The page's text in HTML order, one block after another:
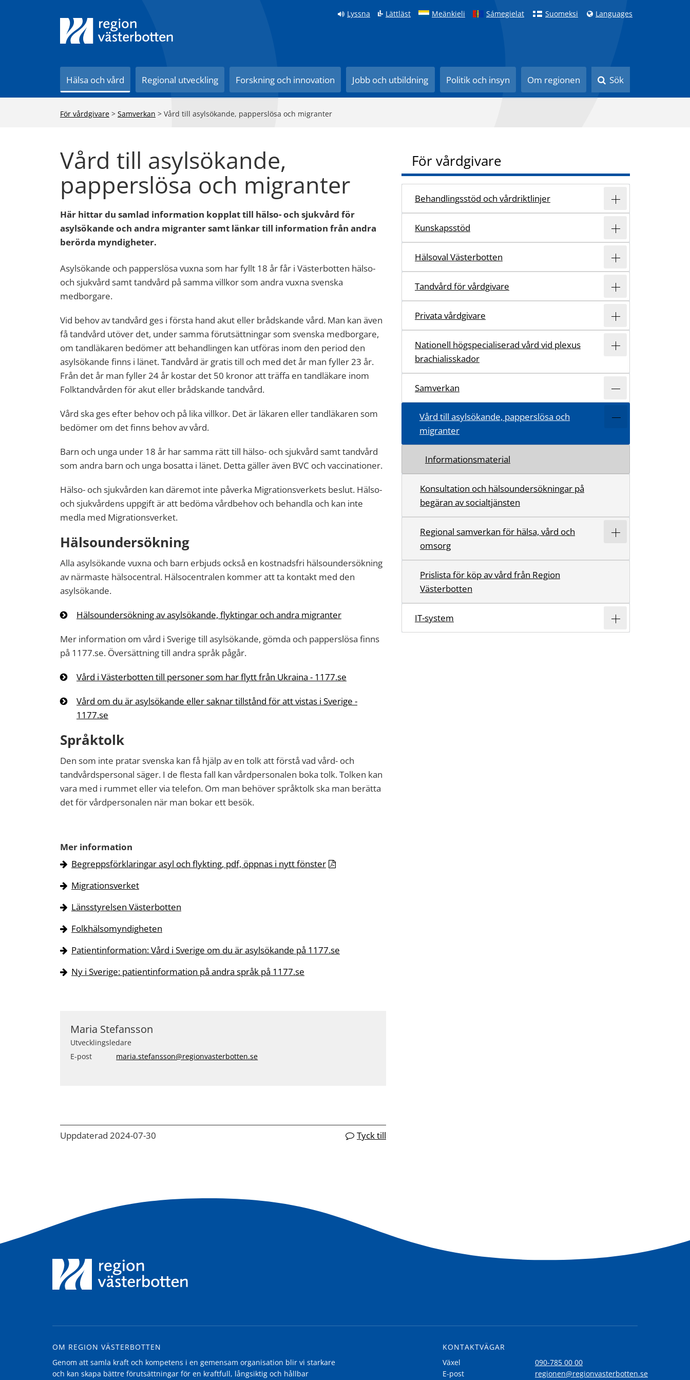
Lyssna Lättläst Meänkieli Sámegielat Suomeksi Languages
Hälsa och vård Regional utveckling Forskning och innovation Jobb och utbildning Politik och insyn Om regionen Sök
För vårdgivare > Samverkan > Vård till asylsökande, papperslösa och migranter
Vård till asylsökande,
papperslösa och migranter
Här hittar du samlad information kopplat till hälso- och sjukvård för
asylsökande och andra migranter samt länkar till information från andra
berörda myndigheter.
Asylsökande och papperslösa vuxna som har fyllt 18 år får i Västerbotten hälso-
och sjukvård samt tandvård på samma villkor som andra vuxna svenska
medborgare.
Vid behov av tandvård ges i första hand akut eller brådskande vård. Man kan även
få tandvård utöver det, under samma förutsättningar som svenska medborgare,
om tandläkaren bedömer att behandlingen kan utföras inom den period den
asylsökande finns i länet. Tandvård är gratis till och med det år man fyller 23 år.
Från det år man fyller 24 år kostar det 50 kronor att träffa en tandläkare inom
Folktandvården för akut eller brådskande tandvård.
Vård ska ges efter behov och på lika villkor. Det är läkaren eller tandläkaren som
bedömer om det finns behov av vård.
Barn och unga under 18 år har samma rätt till hälso- och sjukvård samt tandvård
som andra barn och unga bosatta i länet. Detta gäller även BVC och vaccinationer.
Hälso- och sjukvården kan däremot inte påverka Migrationsverkets beslut. Hälso-
och sjukvårdens uppgift är att bedöma vårdbehov och behandla och kan inte
medla med Migrationsverket.
Hälsoundersökning
Alla asylsökande vuxna och barn erbjuds också en kostnadsfri hälsoundersökning
av närmaste hälsocentral. Hälsocentralen kommer att ta kontakt med den
asylsökande.
Hälsoundersökning av asylsökande, flyktingar och andra migranter
Mer information om vård i Sverige till asylsökande, gömda och papperslösa finns
på 1177.se. Översättning till andra språk pågår.
Vård i Västerbotten till personer som har flytt från Ukraina - 1177.se
Vård om du är asylsökande eller saknar tillstånd för att vistas i Sverige -
1177.se
Språktolk
Den som inte pratar svenska kan få hjälp av en tolk att förstå vad vård- och
tandvårdspersonal säger. I de flesta fall kan vårdpersonalen boka tolk. Tolken kan
vara med i rummet eller via telefon. Om man behöver språktolk ska man berätta
det för vårdpersonalen när man bokar ett besök.
Mer information
Begreppsförklaringar asyl och flykting, pdf, öppnas i nytt fönster
Migrationsverket
Länsstyrelsen Västerbotten
Folkhälsomyndigheten
Patientinformation: Vård i Sverige om du är asylsökande på 1177.se
Ny i Sverige: patientinformation på andra språk på 1177.se
Maria Stefansson
Utvecklingsledare
E-post
maria.stefansson@regionvasterbotten.se
Uppdaterad 2024-07-30 Tyck till
För vårdgivare
Behandlingsstöd och vårdriktlinjer
Kunskapsstöd
Hälsoval Västerbotten
Tandvård för vårdgivare
Privata vårdgivare
Nationell högspecialiserad vård vid plexus
brachialisskador
Samverkan
Vård till asylsökande, papperslösa och
migranter
Informationsmaterial
Konsultation och hälsoundersökningar på
begäran av socialtjänsten
Regional samverkan för hälsa, vård och
omsorg
Prislista för köp av vård från Region
Västerbotten
IT-system
OM REGION VÄSTERBOTTEN
Genom att samla kraft och kompetens i en gemensam organisation blir vi starkare
och kan skapa bättre förutsättningar för en kraftfull, långsiktig och hållbar
KONTAKTVÄGAR
Växel
090-785 00 00
E-post
regionen@regionvasterbotten.se